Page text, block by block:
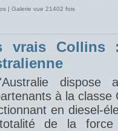
| Galerie vue 21402 fois
vrais Collins
dispose
à la classe
en diesel-
de la force